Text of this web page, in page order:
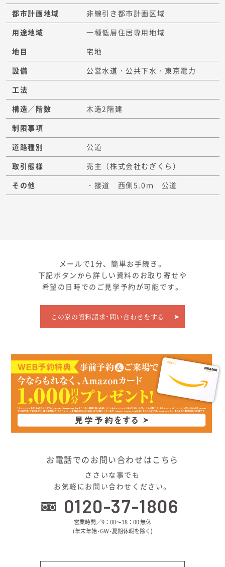
都市計画地域
非線引き都市計画区域
用途地域
一種低層住居専用地域
地目
宅地
設備
公営水道・公共下水・東京電力
工法
構造／階数
木造2階建
制限事項
道路種別
公道
取引態様
売主（株式会社むぎくら）
その他
・接道 西側5.0ｍ 公道
メールで1分、簡単お手続き。
下記ボタンから詳しい資料のお取り寄せや
希望の日時でのご見学予約が可能です。
この家の資料請求･問い合わせをする
お電話でのお問い合わせはこちら
ささいな事でも
お気軽にお問い合わせください。
0120-37-1806
営業時間／9：00〜18：00 無休
(年末年始･GW･夏期休暇を除く)